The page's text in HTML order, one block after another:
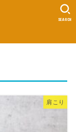
SEARCH
肩こり